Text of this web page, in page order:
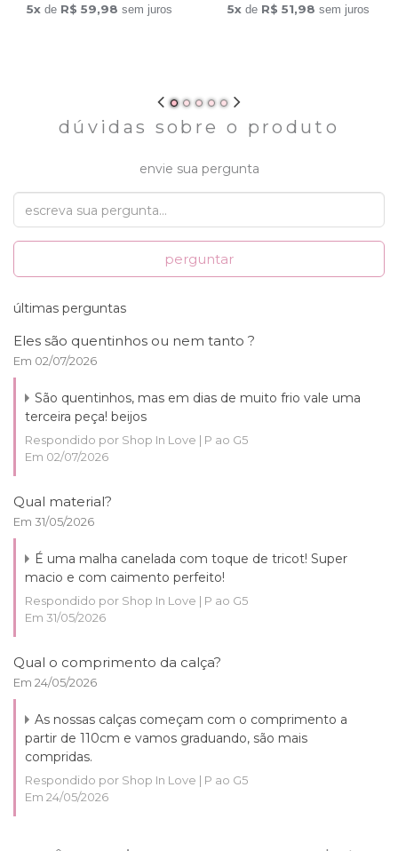
5x de R$ 59,98 sem juros
5x de R$ 51,98 sem juros
dúvidas sobre o produto
envie sua pergunta
perguntar
últimas perguntas
Eles são quentinhos ou nem tanto ?
Em 02/07/2026
São quentinhos, mas em dias de muito frio vale uma
terceira peça! beijos
Respondido por Shop In Love | P ao G5
Em 02/07/2026
Qual material?
Em 31/05/2026
É uma malha canelada com toque de tricot! Super
macio e com caimento perfeito!
Respondido por Shop In Love | P ao G5
Em 31/05/2026
Qual o comprimento da calça?
Em 24/05/2026
As nossas calças começam com o comprimento a
partir de 110cm e vamos graduando, são mais
compridas.
Respondido por Shop In Love | P ao G5
Em 24/05/2026